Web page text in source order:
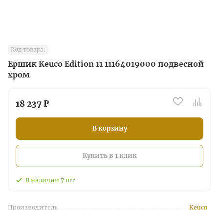
Код товара:
Ершик Keuco Edition 11 11164019000 подвесной
хром
18 237 ₽
В корзину
Купить в 1 клик
В наличии 7 шт
Производитель Keuco